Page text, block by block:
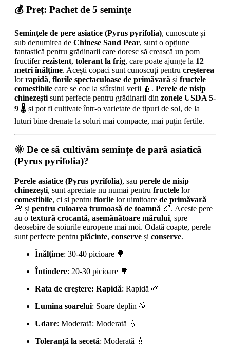
💰 Preț: Pachet de 5 semințe
Semințele de pere asiatice (Pyrus pyrifolia), cunoscute și
sub denumirea de Chinese Sand Pear, sunt o opțiune
fantastică pentru grădinarii care doresc să crească un pom
fructiferrezistent, tolerant la frig, care poate ajunge la 12
metri înălțime. Acești copaci sunt cunoscuți pentru creșterea
lorrapidă, florile spectaculoase de primăvară și fructele
comestibile care se coc la sfârșitul verii 🍐. Perele de nisip
chinezești sunt perfecte pentru grădinarii din zonele USDA 5-
9 🌡️ și pot fi cultivate într-o varietate de tipuri de sol, de la
luturi bine drenate la soluri mai compacte, mai puțin fertile.
🌞 De ce să cultivăm semințe de pară asiatică
(Pyrus pyrifolia)?
Perele asiatice (Pyrus pyrifolia), sau perele de nisip
chinezești, sunt apreciate nu numai pentru fructele lor
comestibile, ci și pentru florile lor uimitoare de primăvară
🌸 și pentru culoarea frumoasă de toamnă 🍂. Aceste pere
au o textură crocantă, asemănătoare mărului, spre
deosebire de soiurile europene mai moi. Odată coapte, perele
sunt perfecte pentru plăcinte, conserve și conserve.
Înălțime: 30-40 picioare 🌳
Întindere: 20-30 picioare 🌳
Rata de creștere: Rapidă: Rapidă 🌱
Lumina soarelui: Soare deplin 🌞
Udare: Moderată: Moderată 💧
Toleranță la secetă: Moderată 💧